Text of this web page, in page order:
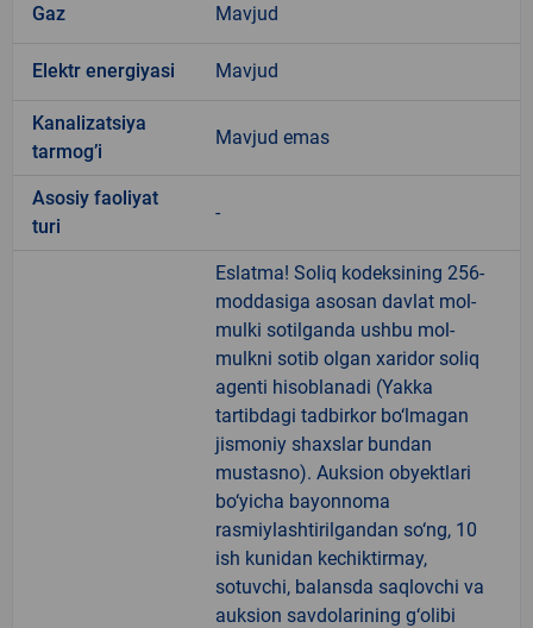
Gaz Mavjud
Elektr energiyasi Mavjud
Kanalizatsiya
tarmogʼi
Mavjud emas
Аsosiy faoliyat
turi
-
Eslatma! Soliq kodeksining 256-
moddasiga asosan davlat mol-
mulki sotilganda ushbu mol-
mulkni sotib olgan xaridor soliq
agenti hisoblanadi (Yakka
tartibdagi tadbirkor bo‘lmagan
jismoniy shaxslar bundan
mustasno). Auksion obyektlari
bo‘yicha bayonnoma
rasmiylashtirilgandan so‘ng, 10
ish kunidan kechiktirmay,
sotuvchi, balansda saqlovchi va
auksion savdolarining g‘olibi